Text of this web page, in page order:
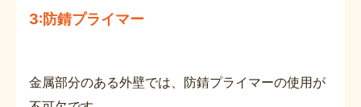
3:防錆プライマー
金属部分のある外壁では、防錆プライマーの使用が